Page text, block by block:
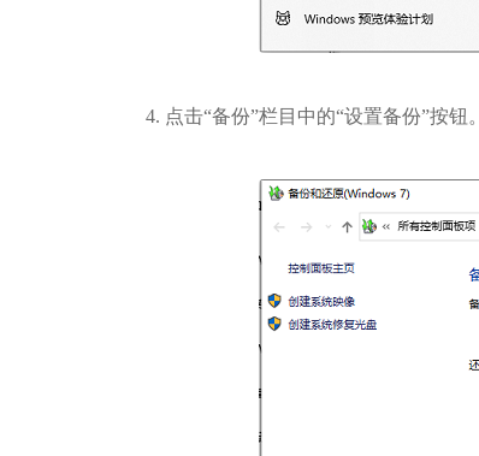
4. 点击“备份”栏目中的“设置备份”按钮。